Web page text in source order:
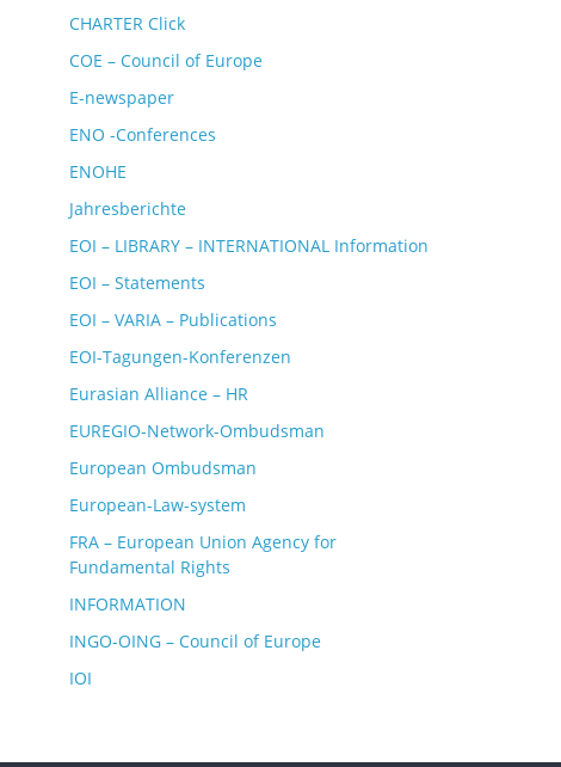
CHARTER Click
COE – Council of Europe
E-newspaper
ENO -Conferences
ENOHE
Jahresberichte
EOI – LIBRARY – INTERNATIONAL Information
EOI – Statements
EOI – VARIA – Publications
EOI-Tagungen-Konferenzen
Eurasian Alliance – HR
EUREGIO-Network-Ombudsman
European Ombudsman
European-Law-system
FRA – European Union Agency for
Fundamental Rights
INFORMATION
INGO-OING – Council of Europe
IOI